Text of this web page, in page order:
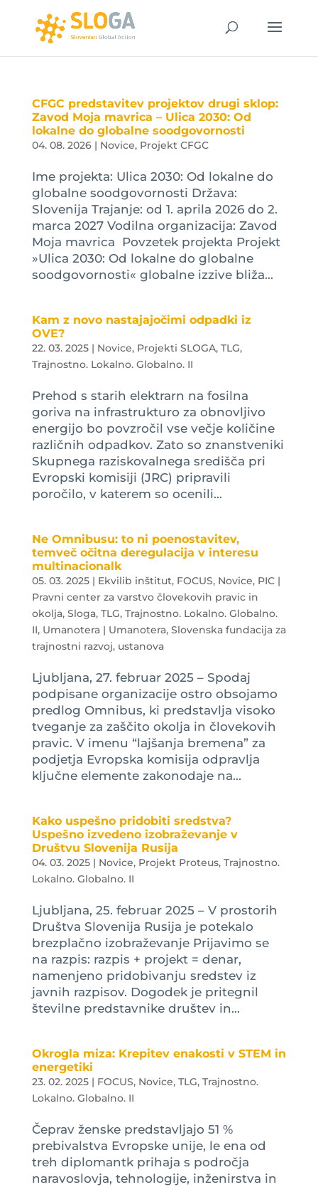
CFGC predstavitev projektov drugi sklop:
Zavod Moja mavrica – Ulica 2030: Od
lokalne do globalne soodgovornosti
04. 08. 2026| Novice, Projekt CFGC
Ime projekta: Ulica 2030: Od lokalne do
globalne soodgovornosti Država:
Slovenija Trajanje: od 1. aprila 2026 do 2.
marca 2027 Vodilna organizacija: Zavod
Moja mavrica Povzetek projekta Projekt
»Ulica 2030: Od lokalne do globalne
soodgovornosti« globalne izzive bliža...
Kam z novo nastajajočimi odpadki iz
OVE?
22. 03. 2025| Novice, Projekti SLOGA, TLG,
Trajnostno. Lokalno. Globalno. II
Prehod s starih elektrarn na fosilna
goriva na infrastrukturo za obnovljivo
energijo bo povzročil vse večje količine
različnih odpadkov. Zato so znanstveniki
Skupnega raziskovalnega središča pri
Evropski komisiji (JRC) pripravili
poročilo, v katerem so ocenili...
Ne Omnibusu: to ni poenostavitev,
temveč očitna deregulacija v interesu
multinacionalk
05. 03. 2025| Ekvilib inštitut, FOCUS, Novice, PIC |
Pravni center za varstvo človekovih pravic in
okolja, Sloga, TLG, Trajnostno. Lokalno. Globalno.
II, Umanotera | Umanotera, Slovenska fundacija za
trajnostni razvoj, ustanova
Ljubljana, 27. februar 2025 – Spodaj
podpisane organizacije ostro obsojamo
predlog Omnibus, ki predstavlja visoko
tveganje za zaščito okolja in človekovih
pravic. V imenu “lajšanja bremena” za
podjetja Evropska komisija odpravlja
ključne elemente zakonodaje na...
Kako uspešno pridobiti sredstva?
Uspešno izvedeno izobraževanje v
Društvu Slovenija Rusija
04. 03. 2025| Novice, Projekt Proteus, Trajnostno.
Lokalno. Globalno. II
Ljubljana, 25. februar 2025 – V prostorih
Društva Slovenija Rusija je potekalo
brezplačno izobraževanje Prijavimo se
na razpis: razpis + projekt = denar,
namenjeno pridobivanju sredstev iz
javnih razpisov. Dogodek je pritegnil
številne predstavnike društev in...
Okrogla miza: Krepitev enakosti v STEM in
energetiki
23. 02. 2025| FOCUS, Novice, TLG, Trajnostno.
Lokalno. Globalno. II
Čeprav ženske predstavljajo 51 %
prebivalstva Evropske unije, le ena od
treh diplomantk prihaja s področja
naravoslovja, tehnologije, inženirstva in